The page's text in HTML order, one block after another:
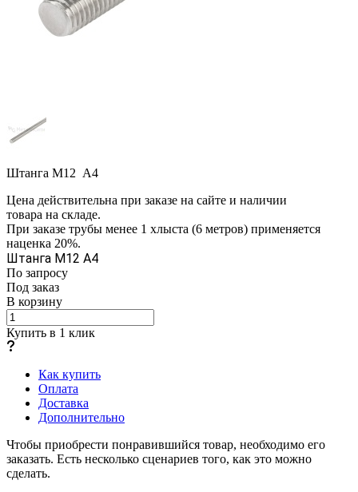
Штанга М12 A4
Цена действительна при заказе на сайте и наличии
товара на складе.
При заказе трубы менее 1 хлыста (6 метров) применяется
наценка 20%.
Штанга М12 A4
По запросу
Под заказ
В корзину
Купить в 1 клик
Как купить
Оплата
Доставка
Дополнительно
Чтобы приобрести понравившийся товар, необходимо его
заказать. Есть несколько сценариев того, как это можно
сделать.